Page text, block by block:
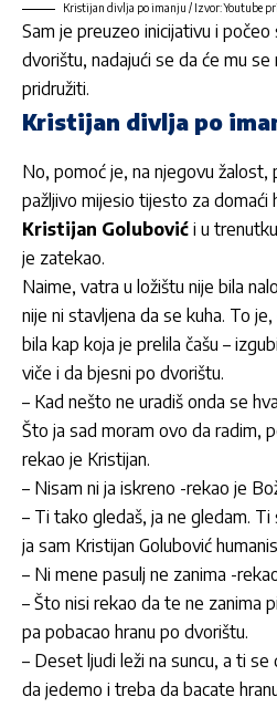
Kristijan divlja po imanju / Izvor: Youtube
Sam je preuzeo inicijativu i
dvorištu, nadajući se da će mu
pridružiti.
Kristijan divlja po
No, pomoć je, na njegovu
pažljivo mijesio tijesto za domaći
Kristijan Golubović i u
je zatekao.
Naime, vatra u ložištu nije bila
nije ni stavljena da se kuha. To
bila kap koja je prelila čašu –
viče i da bjesni po dvorištu.
– Kad nešto ne uradiš onda se
Što ja sad moram ovo da radim,
rekao je Kristijan.
– Nisam ni ja iskreno -rekao je
– Ti tako gledaš, ja ne gledam.
ja sam Kristijan Golubović
– Ni mene pasulj ne zanima -
– Što nisi rekao da te ne zanima
pa pobacao hranu po dvorištu.
– Deset ljudi leži na suncu, a ti
da jedemo i treba da bacate